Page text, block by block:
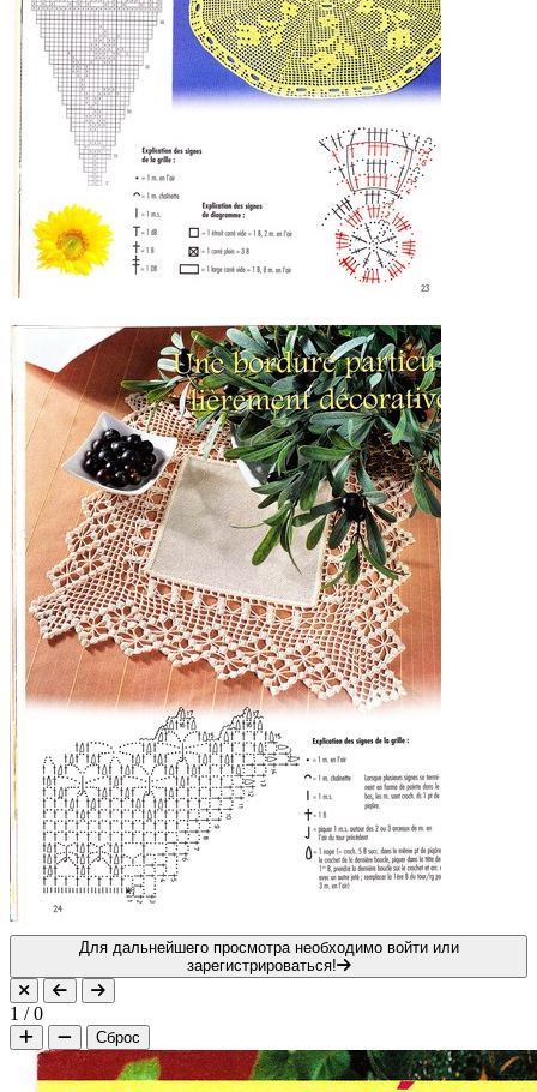
Для дальнейшего просмотра необходимо войти или
зарегистрироваться!
1 /0
Сброс